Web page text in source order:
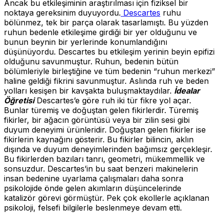
Ancak bu etkileşiminin araştırılması için fiziksel bir
noktaya gereksinim duyuyordu. Descartes ruhu
bölünmez, tek bir parça olarak tasarlamıştı. Bu yüzden
ruhun bedenle etkileşime girdiği bir yer olduğunu ve
bunun beynin bir yerlerinde konumlandığını
düşünüyordu. Descartes bu etkileşim yerinin beyin epifizi
olduğunu savunmuştur. Ruhun, bedenin bütün
bölümleriyle birleştiğine ve tüm bedenin “ruhun merkezi”
haline geldiği fikrini savunmuştur. Aslında ruh ve beden
yolları kesişen bir kavşakta buluşmaktaydılar. İdealar
ÖğretisiDescartes’e göre ruh iki tür fikre yol açar.
Bunlar türemiş ve doğuştan gelen fikirlerdir. Türemiş
fikirler, bir ağacın görüntüsü veya bir zilin sesi gibi
duyum deneyimi ürünleridir. Doğuştan gelen fikirler ise
fikirlerin kaynağını gösterir. Bu fikirler bilincin, aklın
dışında ve duyum deneyimlerinden bağımsız gerçekleşir.
Bu fikirlerden bazıları tanrı, geometri, mükemmellik ve
sonsuzdur. Descartes’in bu saat benzeri makinelerin
insan bedenine uyarlama çalışmaları daha sonra
psikolojide önde gelen akımların düşüncelerinde
katalizör görevi görmüştür. Pek çok ekollerle açıklanan
psikoloji, felsefi bilgilerle beslenmeye devam etti.